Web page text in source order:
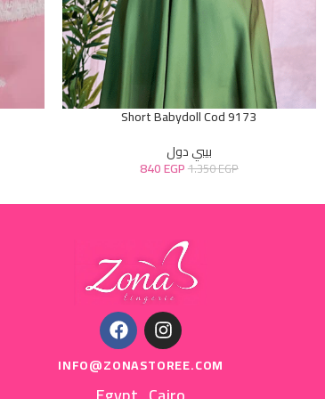
Short Babydoll Cod 9173
بيبي دول
1.350EGP
840EGP
INFO@ZONASTOREE.COM